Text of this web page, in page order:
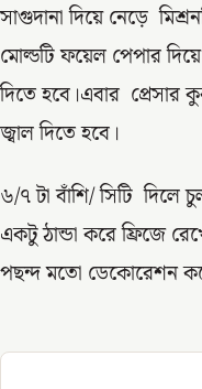
সাগুদানা দিয়ে নেড়ে
মোল্ডটি ফয়েল পেপার
দিতে হবে।এবার প্রেসার
জ্বাল দিতে হবে।
৬/৭ টা বাঁশি/ সিটি দিলে
একটু ঠান্ডা করে ফ্রিজে
পছন্দ মতো ডেকোরেশন